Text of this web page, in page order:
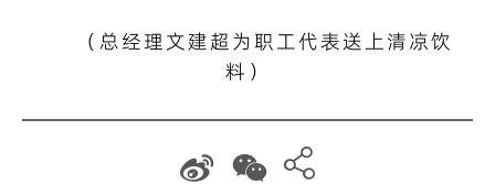
（总经理文建超为职工代表送上清凉饮
料）